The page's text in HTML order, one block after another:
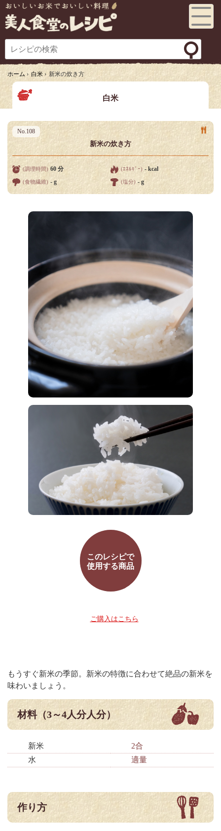
e
navig
ation
ホーム › 白米 › 新米の炊き方
白米
No.108
新米の炊き方
(調理時間) 60 分 (ｴﾈﾙｷﾞｰ) - kcal
(食物繊維) - g (塩分) - g
このレシピで
使用する商品
ご購入はこちら
もうすぐ新米の季節。新米の特徴に合わせて絶品の新米を
味わいましょう。
材料（3～4人分人分）
新米
2合
水
適量
作り方